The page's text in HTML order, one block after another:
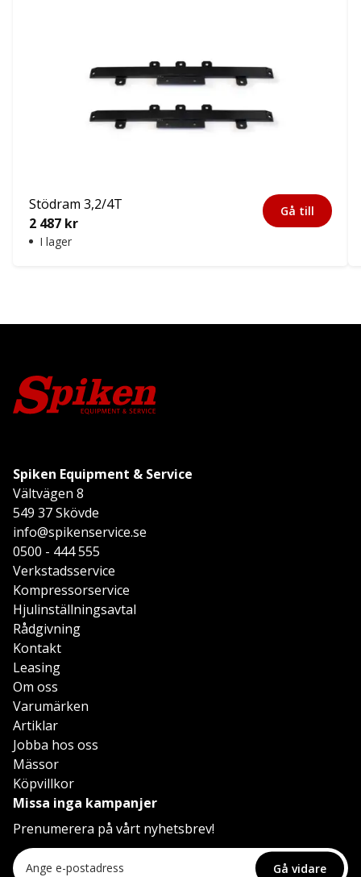
Stödram 3,2/4T
2 487 kr
I lager
Gå till
Spiken Equipment & Service
Vältvägen 8
549 37 Skövde
info@spikenservice.se
0500 - 444 555
Verkstadsservice
Kompressorservice
Hjulinställningsavtal
Rådgivning
Kontakt
Leasing
Om oss
Varumärken
Artiklar
Jobba hos oss
Mässor
Köpvillkor
Missa inga kampanjer
Prenumerera på vårt nyhetsbrev!
Gå vidare